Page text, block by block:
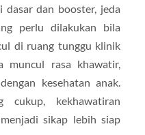
dasar dan booster, jeda
perlu dilakukan bila
di ruang tunggu klinik
muncul rasa khawatir,
kesehatan anak.
cukup, kekhawatiran
sikap lebih siap